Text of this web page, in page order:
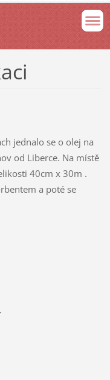
jednalo se o olej na
od Liberce. Na místě
40cm x 30m .
a poté se